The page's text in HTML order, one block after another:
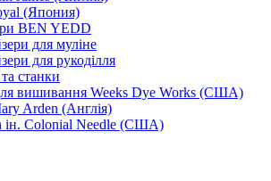
(Япония)
BEN YEDD
для муліне
для рукоділля
станки
вишивання Weeks Dye Works (США)
Arden (Англія)
ін. Colonial Needle (США)